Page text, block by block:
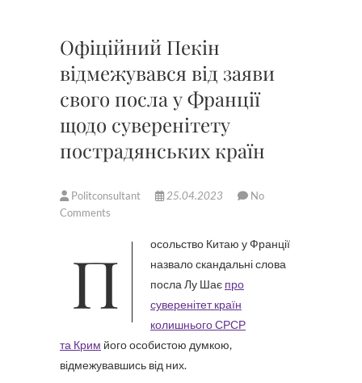
Офіційний Пекін
відмежувався від заяви
свого посла у Франції
щодо суверенітету
пострадянських країн
Politconsultant 25.04.2023
No
Comments
Посольство Китаю у Франції
назвало скандальні слова
посла Лу Шає про
суверенітет країн
колишнього СРСР
та Крим його особистою думкою,
відмежувавшись від них.